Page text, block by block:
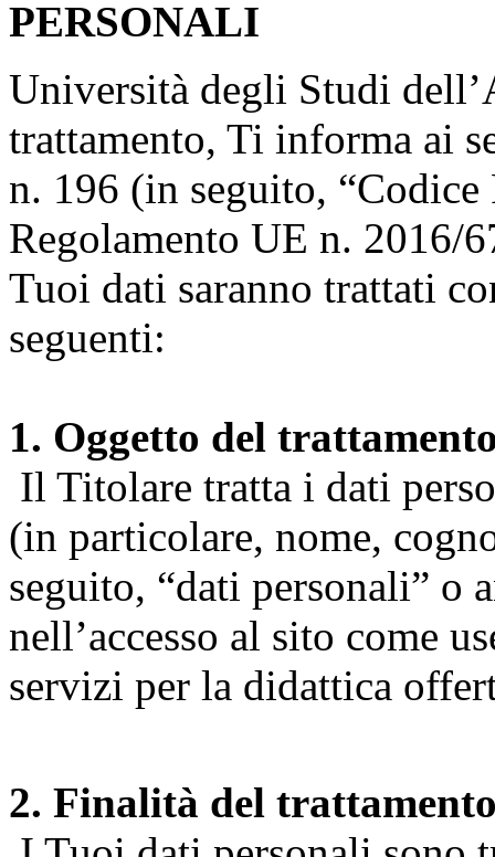
PERSONALI
Università degli Studi
trattamento, Ti informa ai
n. 196 (in seguito, “Codice
Regolamento UE n. 2016/
Tuoi dati saranno trattati
seguenti:
1. Oggetto del
Il Titolare tratta i dati
(in particolare, nome,
seguito, “dati personali” o
nell’accesso al sito come
servizi per la didattica
2. Finalità del